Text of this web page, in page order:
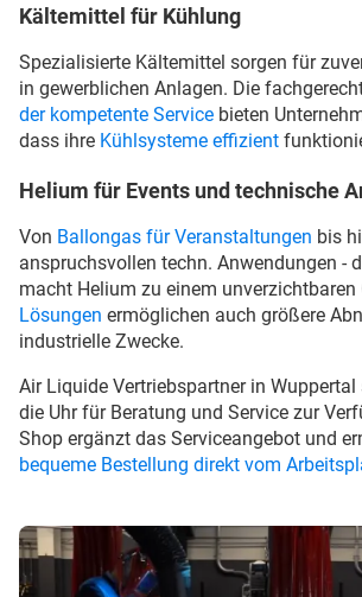
Kältemittel für Kühlung
Spezialisierte Kältemittel sorgen für
in gewerblichen Anlagen. Die
der kompetente Service bieten
dass ihre Kühlsysteme effizient
Helium für Events und technische
Von Ballongas für Veranstaltungen bis
anspruchsvollen techn. Anwendungen -
macht Helium zu einem unverzichtbaren
Lösungen ermöglichen auch größere
industrielle Zwecke.
Air Liquide Vertriebspartner in
die Uhr für Beratung und Service zur
Shop ergänzt das Serviceangebot und
bequeme Bestellung direkt vom